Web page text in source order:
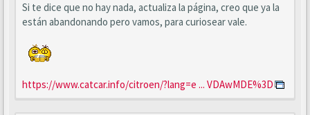
Si te dice que no hay nada, actualiza la página, creo que ya la
están abandonando pero vamos, para curiosear vale.
https://www.catcar.info/citroen/?lang=e ... VDAwMDE%3D